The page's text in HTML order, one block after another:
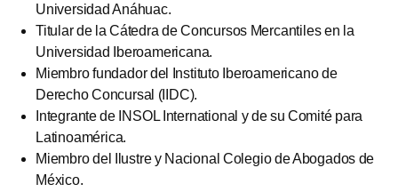
Universidad Anáhuac.
Titular de la Cátedra de Concursos Mercantiles en la
Universidad Iberoamericana.
Miembro fundador del Instituto Iberoamericano de
Derecho Concursal (IIDC).
Integrante de INSOL International y de su Comité para
Latinoamérica.
Miembro del Ilustre y Nacional Colegio de Abogados de
México.